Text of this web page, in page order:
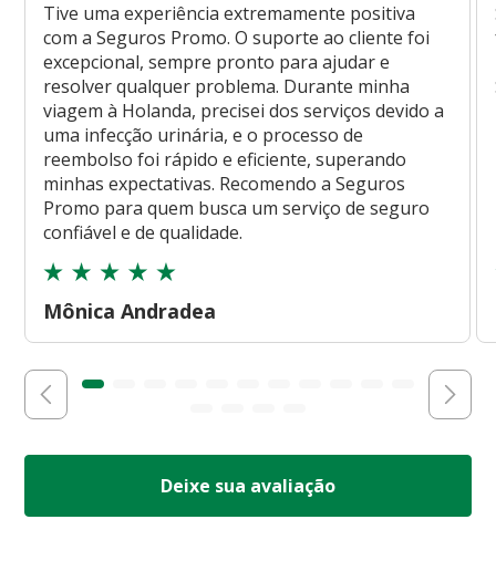
Tive uma experiência extremamente positiva
com a Seguros Promo. O suporte ao cliente foi
excepcional, sempre pronto para ajudar e
resolver qualquer problema. Durante minha
viagem à Holanda, precisei dos serviços devido a
uma infecção urinária, e o processo de
reembolso foi rápido e eficiente, superando
minhas expectativas. Recomendo a Seguros
Promo para quem busca um serviço de seguro
confiável e de qualidade.
Mônica Andradea
Deixe sua avaliação